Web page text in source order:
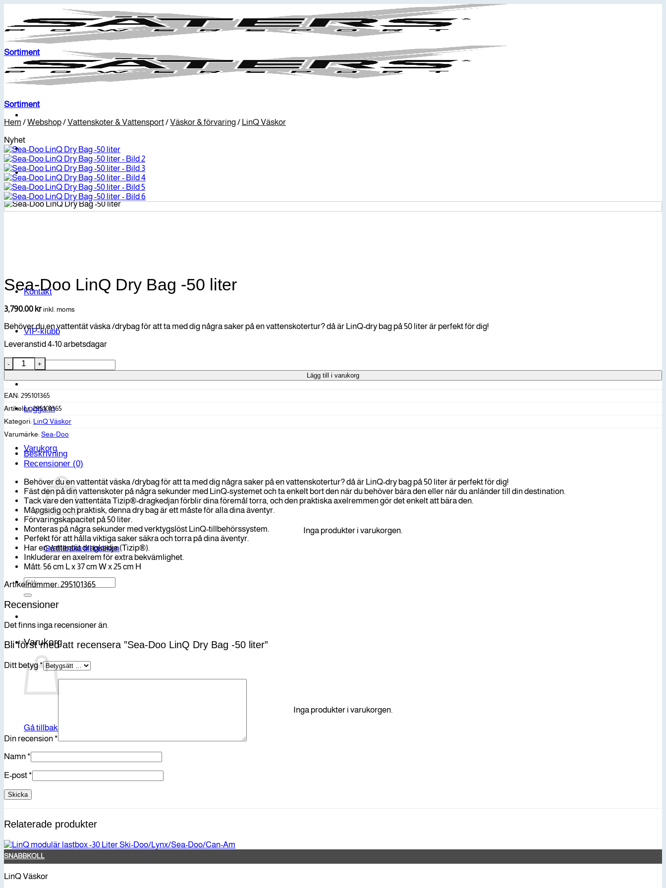
content
Fordon i lager
Kontakt
VIP-klubb
Sök
efter:
Logga in
Varukorg
Inga produkter i varukorgen.
Gå tillbaka till butiken
Sök
efter:
Varukorg
Inga produkter i varukorgen.
Gå tillbaka till butiken
Sortiment
Sortiment
Hem /Webshop/Vattenskoter & Vattensport/Väskor & förvaring/ LinQ Väskor
Nyhet
Sea-Doo LinQ Dry Bag -50 liter
3,790.00 krinkl. moms
Behöver du en vattentät väska /drybag för att ta med dig några saker på en vattenskotertur? då är LinQ-dry bag på 50 liter är perfekt för dig!
Leveranstid 4-10 arbetsdagar
Sea-Doo LinQ Dry Bag -50 liter mängd
Lägg till i varukorg
EAN: 295101365
Artikelnr:295101365
Kategori: LinQ Väskor
Varumärke: Sea-Doo
Beskrivning
Recensioner (0)
Behöver du en vattentät väska /drybag för att ta med dig några saker på en vattenskotertur? då är LinQ-dry bag på 50 liter är perfekt för dig!
Fäst den på din vattenskoter på några sekunder med LinQ-systemet och ta enkelt bort den när du behöver bära den eller när du anländer till din destination.
Tack vare den vattentäta Tizip®-dragkedjan förblir dina föremål torra, och den praktiska axelremmen gör det enkelt att bära den.
Mångsidig och praktisk, denna dry bag är ett måste för alla dina äventyr.
Förvaringskapacitet på 50 liter.
Monteras på några sekunder med verktygslöst LinQ-tillbehörssystem.
Perfekt för att hålla viktiga saker säkra och torra på dina äventyr.
Har en vattentät dragkedja (Tizip®).
Inkluderar en axelrem för extra bekvämlighet.
Mått: 56 cm L x 37 cm W x 25 cm H
Artikelnummer: 295101365
Recensioner
Det finns inga recensioner än.
Bli först med att recensera ”Sea-Doo LinQ Dry Bag -50 liter”
Ditt betyg*
Din recension*
Namn*
E-post*
Relaterade produkter
SNABBKOLL
LinQ Väskor